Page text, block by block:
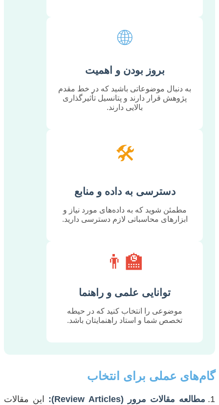
🌐
بروز بودن و اهمیت
به دنبال موضوعاتی باشید که در خط مقدم
پژوهش قرار دارند و پتانسیل تأثیرگذاری
بالایی دارند.
🛠️
دسترسی به داده و منابع
مطمئن شوید که به داده‌های مورد نیاز و
ابزارهای محاسباتی لازم دسترسی دارید.
👨‍🏫
توانایی علمی و راهنما
موضوعی را انتخاب کنید که در حیطه
تخصص شما و استاد راهنمایتان باشد.
گام‌های عملی برای انتخاب
مطالعه مقالات مرور (Review Articles):
این مقالات